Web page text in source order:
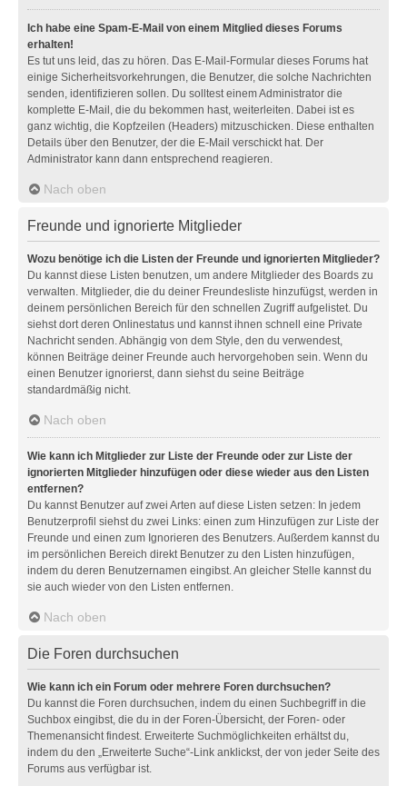
Ich habe eine Spam-E-Mail von einem Mitglied dieses Forums
erhalten!
Es tut uns leid, das zu hören. Das E-Mail-Formular dieses Forums hat
einige Sicherheitsvorkehrungen, die Benutzer, die solche Nachrichten
senden, identifizieren sollen. Du solltest einem Administrator die
komplette E-Mail, die du bekommen hast, weiterleiten. Dabei ist es
ganz wichtig, die Kopfzeilen (Headers) mitzuschicken. Diese enthalten
Details über den Benutzer, der die E-Mail verschickt hat. Der
Administrator kann dann entsprechend reagieren.
Nach oben
Freunde und ignorierte Mitglieder
Wozu benötige ich die Listen der Freunde und ignorierten Mitglieder?
Du kannst diese Listen benutzen, um andere Mitglieder des Boards zu
verwalten. Mitglieder, die du deiner Freundesliste hinzufügst, werden in
deinem persönlichen Bereich für den schnellen Zugriff aufgelistet. Du
siehst dort deren Onlinestatus und kannst ihnen schnell eine Private
Nachricht senden. Abhängig von dem Style, den du verwendest,
können Beiträge deiner Freunde auch hervorgehoben sein. Wenn du
einen Benutzer ignorierst, dann siehst du seine Beiträge
standardmäßig nicht.
Nach oben
Wie kann ich Mitglieder zur Liste der Freunde oder zur Liste der
ignorierten Mitglieder hinzufügen oder diese wieder aus den Listen
entfernen?
Du kannst Benutzer auf zwei Arten auf diese Listen setzen: In jedem
Benutzerprofil siehst du zwei Links: einen zum Hinzufügen zur Liste der
Freunde und einen zum Ignorieren des Benutzers. Außerdem kannst du
im persönlichen Bereich direkt Benutzer zu den Listen hinzufügen,
indem du deren Benutzernamen eingibst. An gleicher Stelle kannst du
sie auch wieder von den Listen entfernen.
Nach oben
Die Foren durchsuchen
Wie kann ich ein Forum oder mehrere Foren durchsuchen?
Du kannst die Foren durchsuchen, indem du einen Suchbegriff in die
Suchbox eingibst, die du in der Foren-Übersicht, der Foren- oder
Themenansicht findest. Erweiterte Suchmöglichkeiten erhältst du,
indem du den „Erweiterte Suche“-Link anklickst, der von jeder Seite des
Forums aus verfügbar ist.